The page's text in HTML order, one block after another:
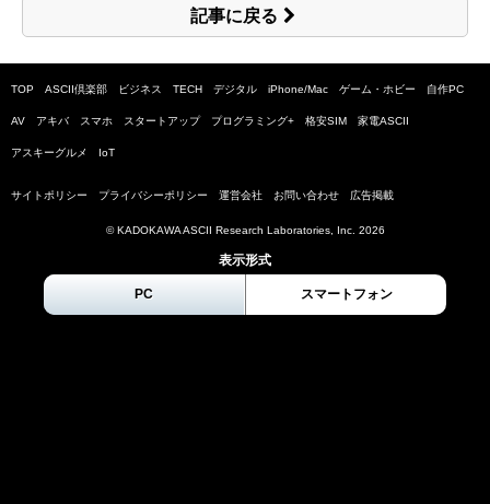
記事に戻る
TOP ASCII倶楽部 ビジネス TECH デジタル iPhone/Mac ゲーム・ホビー 自作PC
AV アキバ スマホ スタートアップ プログラミング+ 格安SIM 家電ASCII
アスキーグルメ IoT
サイトポリシー プライバシーポリシー 運営会社 お問い合わせ 広告掲載
© KADOKAWA ASCII Research Laboratories, Inc. 2026
表示形式
PC スマートフォン